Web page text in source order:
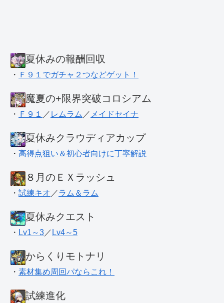
夏休みの報酬回収
・ Ｆ９１でガチャ２つなどゲット！
魔夏の+限界突破コロシアム
・ Ｆ９１ ／ レムラム ／ メイドセイナ
夏休みクラウディアカップ
・ 高得点狙い＆初心者向けに丁寧解説
８月のＥＸラッシュ
・ 試練キオ ／ラム＆ラム
夏休みクエスト
・ Lv1～3 ／ Lv4～5
からくりモトナリ
・ 素材集め周回パならこれ！
試練進化